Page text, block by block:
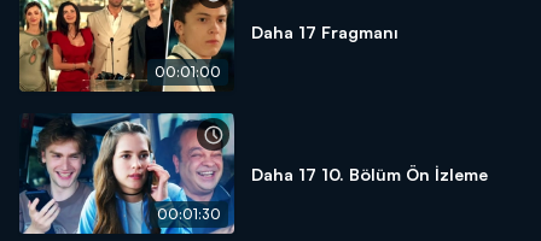
00:01:00
Daha 17 Fragmanı
00:01:30
Daha 17 10. Bölüm Ön İzleme